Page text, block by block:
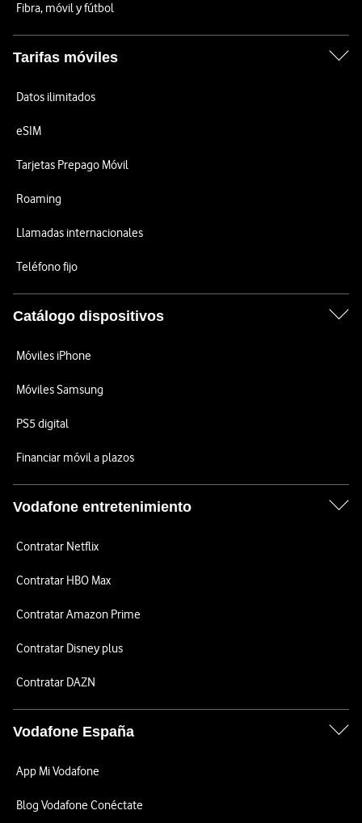
Fibra, móvil y fútbol
Tarifas móviles
Datos ilimitados
eSIM
Tarjetas Prepago Móvil
Roaming
Llamadas internacionales
Teléfono fijo
Catálogo dispositivos
Móviles iPhone
Móviles Samsung
PS5 digital
Financiar móvil a plazos
Vodafone entretenimiento
Contratar Netflix
Contratar HBO Max
Contratar Amazon Prime
Contratar Disney plus
Contratar DAZN
Vodafone España
App Mi Vodafone
Blog Vodafone Conéctate